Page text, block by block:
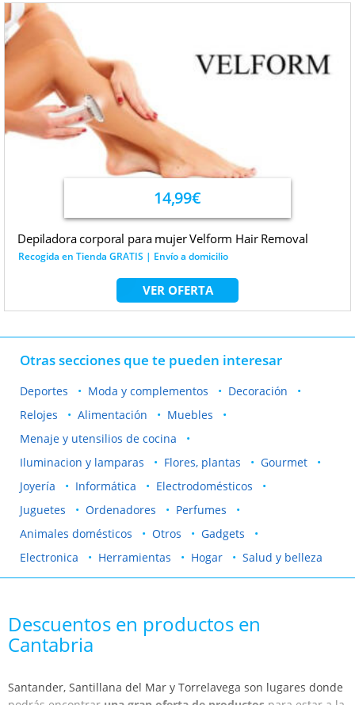
14,99€
Depiladora corporal para mujer Velform Hair Removal
Recogida en Tienda GRATIS | Envío a domicilio
VER OFERTA
Otras secciones que te pueden interesar
Deportes Moda y complementos
Decoración
Relojes
Alimentación
Muebles
Menaje y utensilios de cocina
Iluminacion y lamparas
Flores, plantas
Gourmet
Joyería
Informática
Electrodomésticos
Juguetes
Ordenadores
Perfumes
Animales domésticos
Otros
Gadgets
Electronica
Herramientas Hogar Salud y belleza
Descuentos en productos en
Cantabria
Santander, Santillana del Mar y Torrelavega son lugares donde